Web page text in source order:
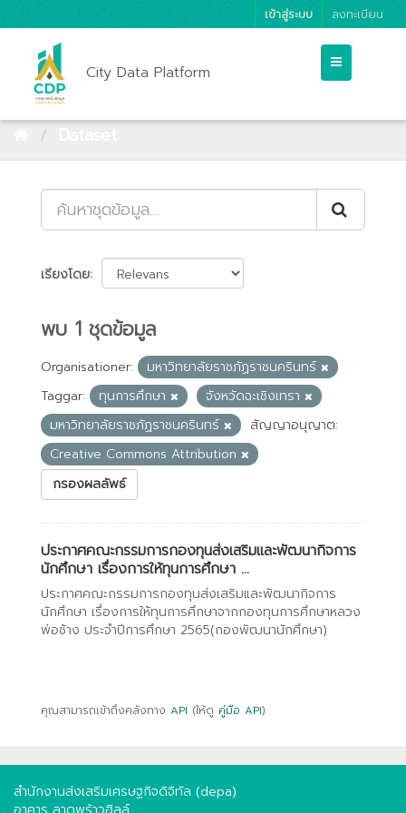
เข้าสู่ระบบ ลงทะเบียน
City Data Platform
เรียงโดย
พบ 1 ชุดข้อมูล
Organisationer:
มหาวิทยาลัยราชภัฏราชนครินทร์
Taggar:
ทุนการศึกษา
จังหวัดฉะเชิงเทรา
มหาวิทยาลัยราชภัฏราชนครินทร์
สัญญาอนุญาต:
Creative Commons Attribution
กรองผลลัพธ์
ประกาศคณะกรรมการกองทุนส่งเสริมและพัฒนากิจการ
นักศึกษา เรื่องการให้ทุนการศึกษา ...
ประกาศคณะกรรมการกองทุนส่งเสริมและพัฒนากิจการ
นักศึกษา เรื่องการให้ทุนการศึกษาจากกองทุนการศึกษาหลวง
พ่อช้าง ประจำปีการศึกษา 2565(กองพัฒนานักศึกษา)
คุณสามารถเข้าถึงคลังทาง API (ให้ดู คู่มือ API).
สำนักงานส่งเสริมเศรษฐกิจดิจิทัล (depa)